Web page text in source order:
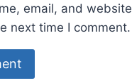
email, and
next time I comment.